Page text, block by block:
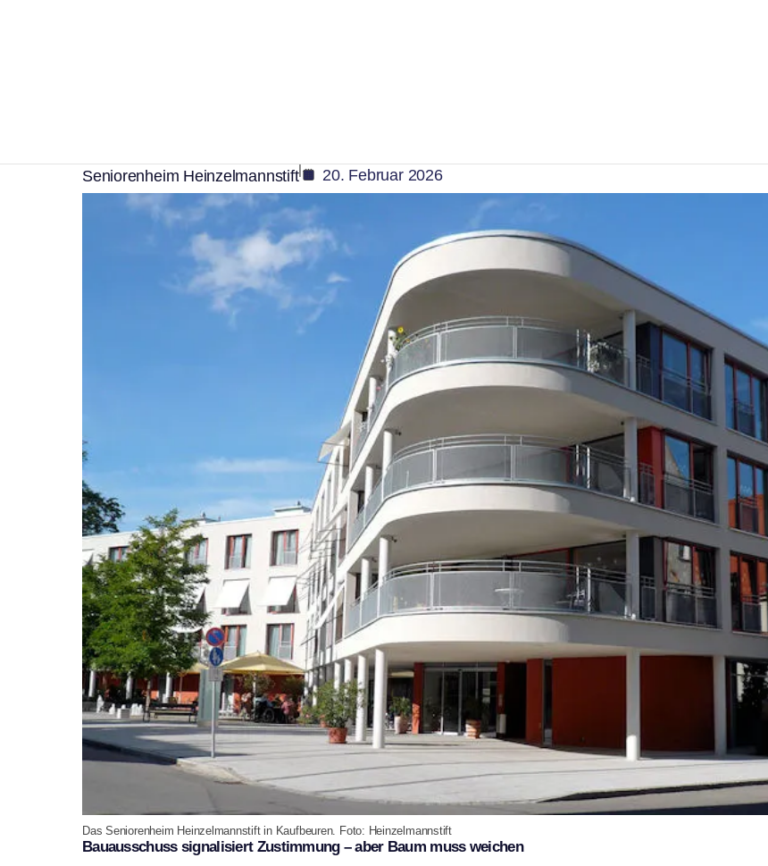
Seniorenheim Heinzelmannstift| 20. Februar 2026
Das Seniorenheim Heinzelmannstift in Kaufbeuren. Foto: Heinzelmannstift
Bauausschuss signalisiert Zustimmung – aber Baum muss weichen